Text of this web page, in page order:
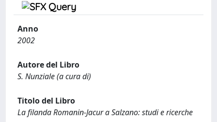
Anno
2002
Autore del Libro
S. Nunziale (a cura di)
Titolo del Libro
La filanda Romanin-Jacur a Salzano: studi e ricerche